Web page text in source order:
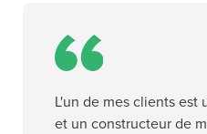
L'un de mes clients est
et un constructeur de